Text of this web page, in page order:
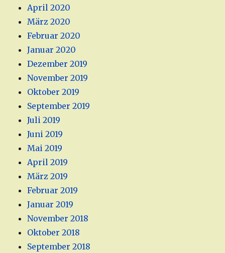
April 2020
März 2020
Februar 2020
Januar 2020
Dezember 2019
November 2019
Oktober 2019
September 2019
Juli 2019
Juni 2019
Mai 2019
April 2019
März 2019
Februar 2019
Januar 2019
November 2018
Oktober 2018
September 2018